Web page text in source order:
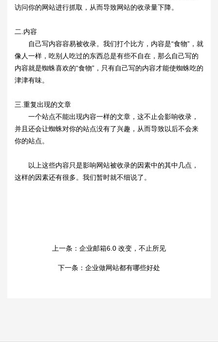
访问你的网站进行抓取，从而导致网站的收录量下降。
二.内容
自己写内容容易被收录。我们打个比方，内容是“食物”，就
像人一样，吃别人吃过的东西总是有些不自在，那么自己写的
内容就是蜘蛛喜欢的“食物”，只有自己写的内容才能使蜘蛛吃的
津津有味。
三.重复出现的文章
一个站点不能出现内容一样的文章，这不止会影响收录，
并且还会让蜘蛛对你的站点没有了兴趣，从而导致以后不会来
你的站点。
以上这些内容只是影响网站被收录的因素中的其中几点，
这样的因素还有很多。我们暂时就不细说了。
上一条： 企业邮箱6.0 改变，不止所见
下一条： 企业做网站都有哪些好处